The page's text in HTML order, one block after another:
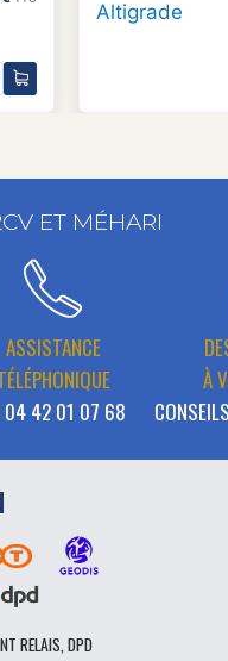
ET MÉHARI
ASSISTANCE
04 42 01 07 68
À
RELAIS, DPD